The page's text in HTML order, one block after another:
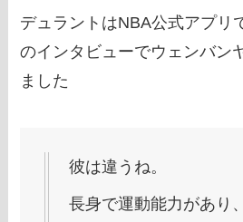
デュラントはNBA公式アプリ
のインタビューでウェンバン
ました
彼は違うね。
長身で運動能力があり